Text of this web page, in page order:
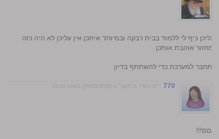
אין עליכן כיף לי ללמוד בבית רבקה ובמיוחד איתכן אין עליכן לא היה כזה
מחזור אוהבת אותכן
התחבר למערכת כדי להשתתף בדיון
770 י״ח באדר ה׳תשע״ה (09/03/2015) בשעה 21:09